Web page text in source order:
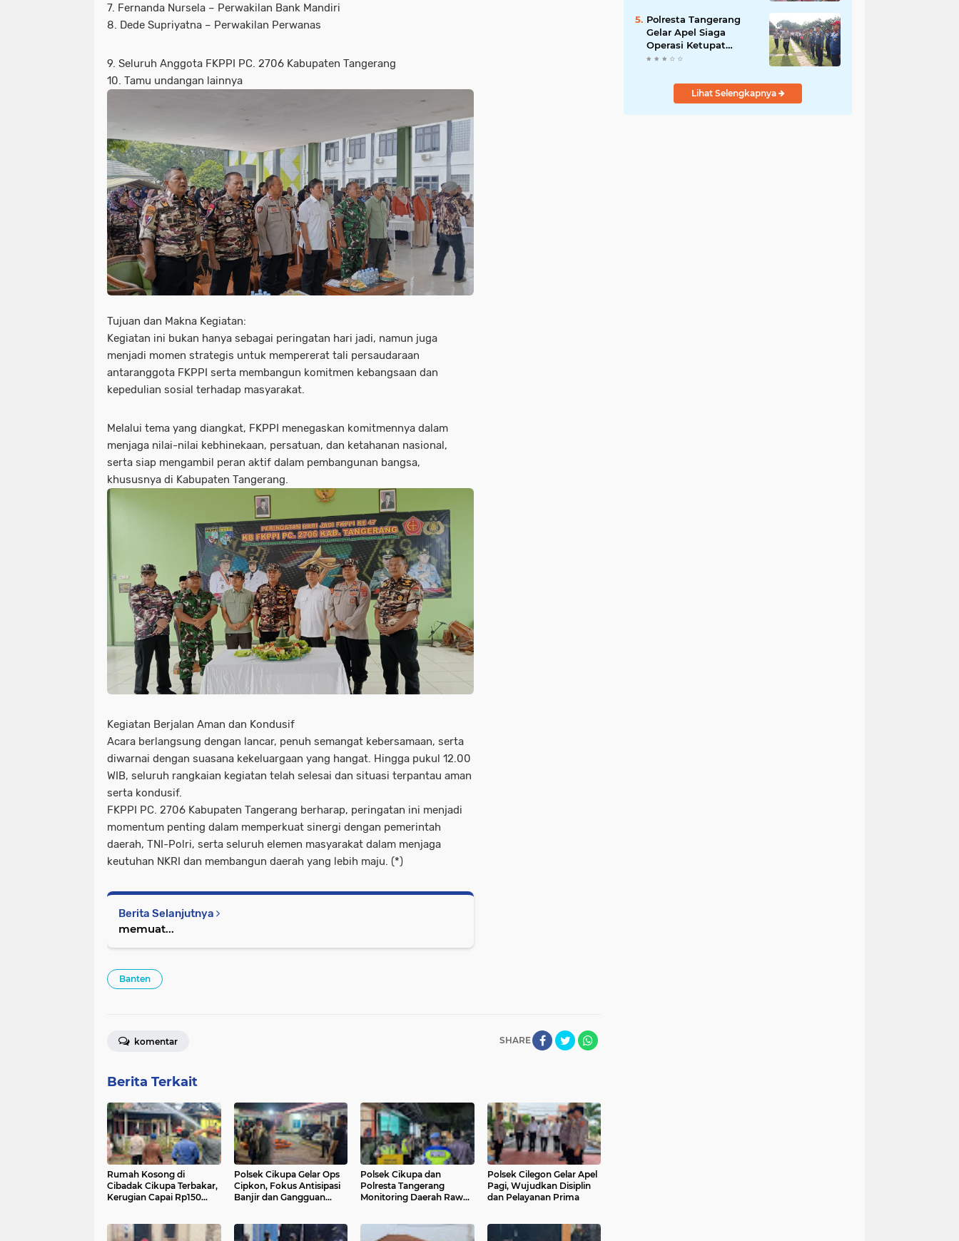
7. Fernanda Nursela – Perwakilan Bank Mandiri
8. Dede Supriyatna – Perwakilan Perwanas
9. Seluruh Anggota FKPPI PC. 2706 Kabupaten Tangerang
10. Tamu undangan lainnya
Tujuan dan Makna Kegiatan:
Kegiatan ini bukan hanya sebagai peringatan hari jadi, namun juga
menjadi momen strategis untuk mempererat tali persaudaraan
antaranggota FKPPI serta membangun komitmen kebangsaan dan
kepedulian sosial terhadap masyarakat.
Melalui tema yang diangkat, FKPPI menegaskan komitmennya dalam
menjaga nilai-nilai kebhinekaan, persatuan, dan ketahanan nasional,
serta siap mengambil peran aktif dalam pembangunan bangsa,
khususnya di Kabupaten Tangerang.
Kegiatan Berjalan Aman dan Kondusif
Acara berlangsung dengan lancar, penuh semangat kebersamaan, serta
diwarnai dengan suasana kekeluargaan yang hangat. Hingga pukul 12.00
WIB, seluruh rangkaian kegiatan telah selesai dan situasi terpantau aman
serta kondusif.
FKPPI PC. 2706 Kabupaten Tangerang berharap, peringatan ini menjadi
momentum penting dalam memperkuat sinergi dengan pemerintah
daerah, TNI-Polri, serta seluruh elemen masyarakat dalam menjaga
keutuhan NKRI dan membangun daerah yang lebih maju. (*)
Berita Selanjutnya
memuat...
Banten
SHARE
komentar
Berita Terkait
Rumah Kosong di
Cibadak Cikupa Terbakar,
Kerugian Capai Rp150
Polsek Cikupa Gelar Ops
Cipkon, Fokus Antisipasi
Banjir dan Gangguan
Polsek Cikupa dan
Polresta Tangerang
Monitoring Daerah Rawan
Polsek Cilegon Gelar Apel
Pagi, Wujudkan Disiplin
dan Pelayanan Prima
Kamtibmas
Polresta Tangerang
Gelar Apel Siaga
Operasi Ketupat
Maung 2026, 1.123
Diterjunkan
Lihat Selengkapnya